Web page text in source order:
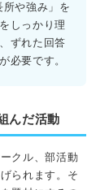
所や強み」を
しっかり理
ずれた回答
必要です。
んだ活動
クル、部活動
られます。そ